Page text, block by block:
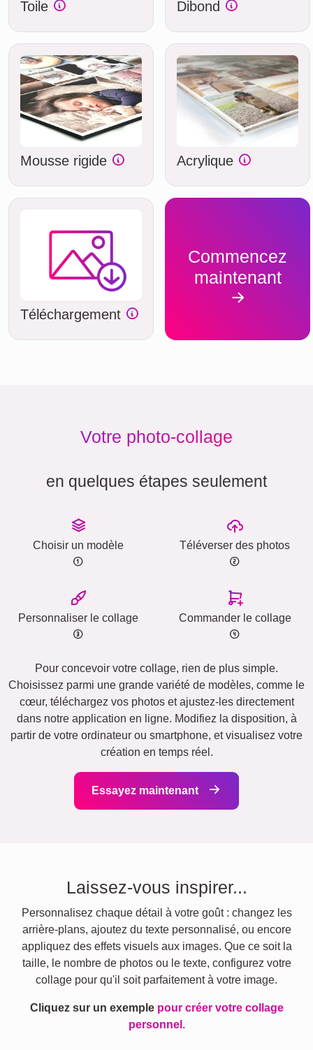
Toile Dibond
Mousse rigide Acrylique
Téléchargement
Commencez
maintenant
Votre photo-collage
en quelques étapes seulement
Choisir un modèle Téléverser des photos
Personnaliser le collage Commander le collage
Pour concevoir votre collage, rien de plus simple.
Choisissez parmi une grande variété de modèles, comme le
cœur, téléchargez vos photos et ajustez-les directement
dans notre application en ligne. Modifiez la disposition, à
partir de votre ordinateur ou smartphone, et visualisez votre
création en temps réel.
Essayez maintenant
Laissez-vous inspirer...
Personnalisez chaque détail à votre goût : changez les
arrière-plans, ajoutez du texte personnalisé, ou encore
appliquez des effets visuels aux images. Que ce soit la
taille, le nombre de photos ou le texte, configurez votre
collage pour qu'il soit parfaitement à votre image.
Cliquez sur un exemple pour créer votre collage
personnel.